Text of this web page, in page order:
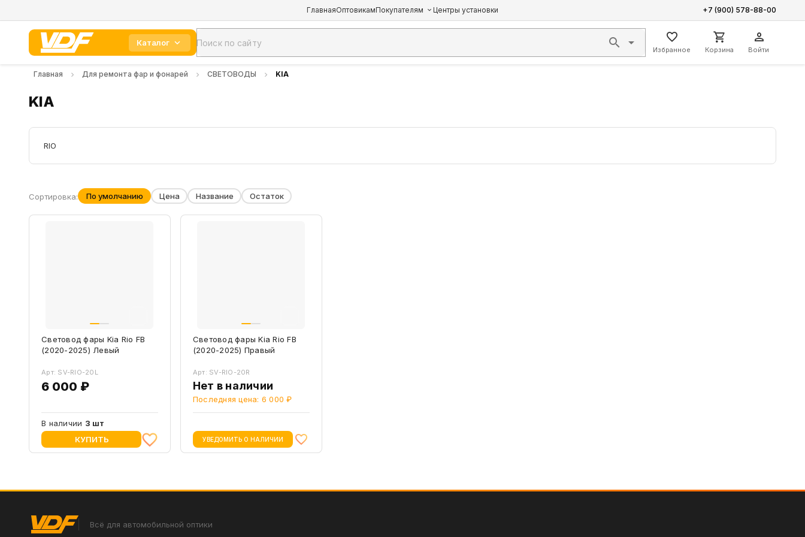
ГлавнаяОптовикамПокупателям Центры установки +7 (900) 578-88-00
Каталог
Избранное Корзина Войти
Главная Для ремонта фар и фонарей СВЕТОВОДЫ KIA
KIA
RIO
Сортировка: По умолчанию Цена Название Остаток
Световод фары Kia Rio FB
(2020-2025) Левый
Арт: SV-RIO-20L
6 000 ₽
В наличии 3 шт
КУПИТЬ
Световод фары Kia Rio FB
(2020-2025) Правый
Арт: SV-RIO-20R
Нет в наличии
Последняя цена: 6 000 ₽
УВЕДОМИТЬ О НАЛИЧИИ
Всё для автомобильной оптики